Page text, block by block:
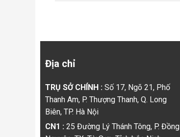
Địa chỉ
TRỤ SỞ CHÍNH : Số 17, Ngõ 21, Phố
Thanh Am, P. Thượng Thanh, Q. Long
Biên, TP. Hà Nội
CN1 : 25 Đường Lý Thánh Tông, P. Đồng